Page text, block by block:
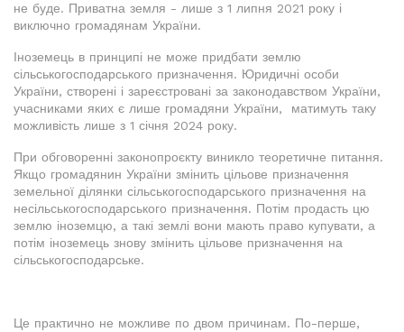
не буде. Приватна земля - лише з 1 липня 2021 року і
виключно громадянам України.
Іноземець в принципі не може придбати землю
сільськогосподарського призначення. Юридичні особи
України, створені і зареєстровані за законодавством України,
учасниками яких є лише громадяни України, матимуть таку
можливість лише з 1 січня 2024 року.
При обговоренні законопроєкту виникло теоретичне питання.
Якщо громадянин України змінить цільове призначення
земельної ділянки сільськогосподарського призначення на
несільськогосподарського призначення. Потім продасть цю
землю іноземцю, а такі землі вони мають право купувати, а
потім іноземець знову змінить цільове призначення на
сільськогосподарське.
Це практично не можливе по двом причинам. По-перше,